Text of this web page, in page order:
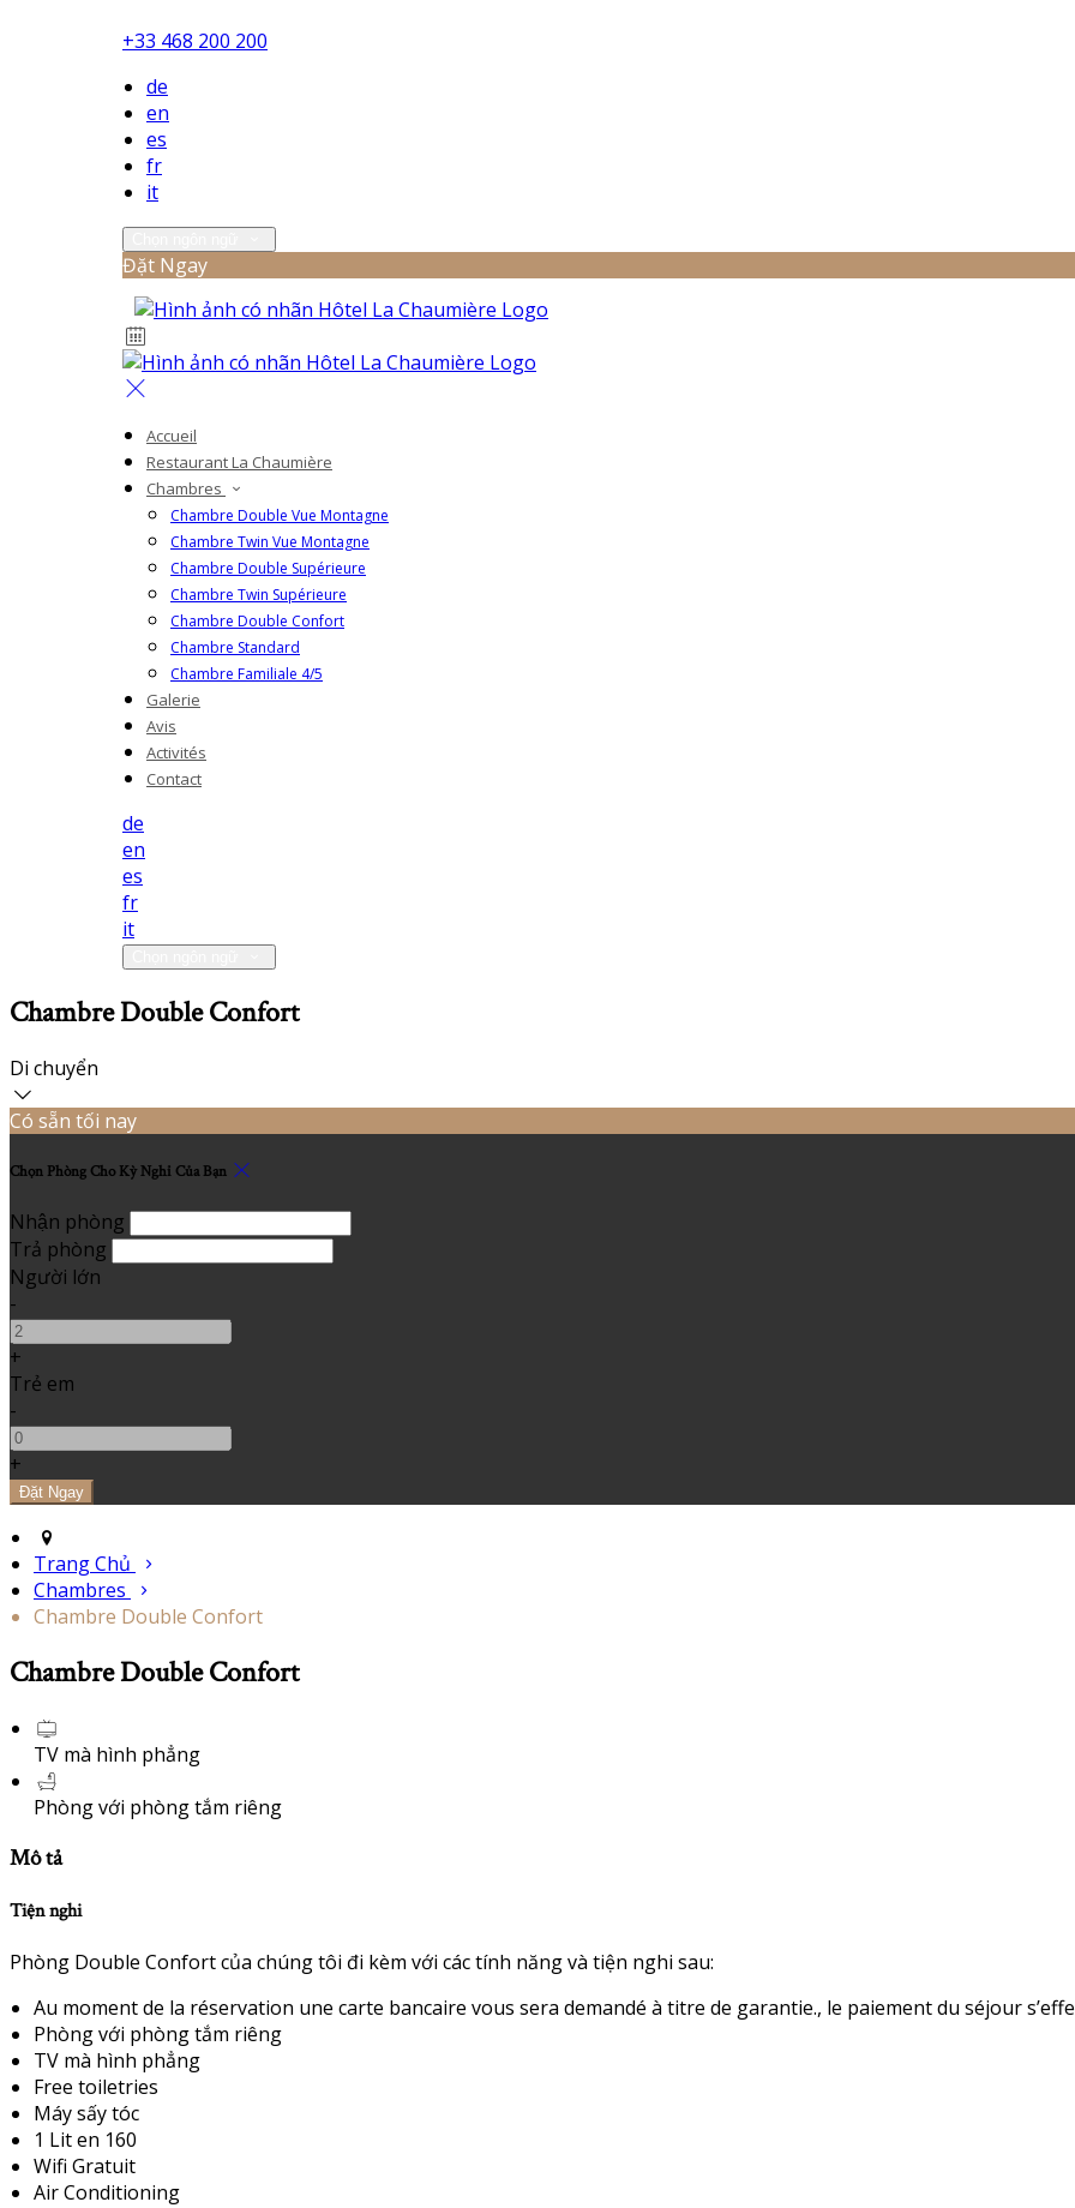
+33 468 200 200
de
en
es
fr
it
Đặt Ngay
Accueil
Restaurant La Chaumière
Chambres
Chambre Double Vue Montagne
Chambre Twin Vue Montagne
Chambre Double Supérieure
Chambre Twin Supérieure
Chambre Double Confort
Chambre Standard
Chambre Familiale 4/5
Galerie
Avis
Activités
Contact
de
en
es
fr
it
Chambre Double Confort
Di chuyển
Có sẵn tối nay
Chọn Phòng Cho Kỳ Nghỉ Của Bạn
Nhận phòng
Trả phòng
Người lớn
-
+
Trẻ em
-
+
Trang Chủ
Chambres
Chambre Double Confort
Chambre Double Confort
TV mà hình phẳng
Phòng với phòng tắm riêng
Mô tả
Tiện nghi
Phòng Double Confort của chúng tôi đi kèm với các tính năng và tiện nghi sau:
Au moment de la réservation une carte bancaire vous sera demandé à titre de garantie., le paiement du séjour
Phòng với phòng tắm riêng
TV mà hình phẳng
Free toiletries
Máy sấy tóc
1 Lit en 160
Wifi Gratuit
Air Conditioning